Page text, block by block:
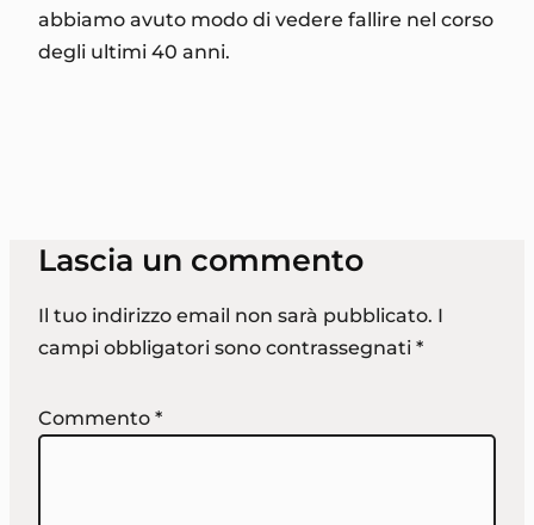
abbiamo avuto modo di vedere fallire nel corso
degli ultimi 40 anni.
Lascia un commento
Il tuo indirizzo email non sarà pubblicato. I
campi obbligatori sono contrassegnati *
Commento *